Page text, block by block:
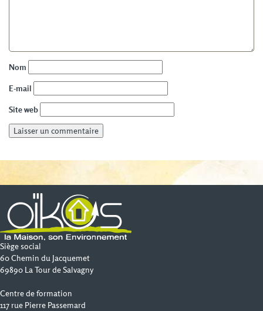
Nom
E-mail
Site web
Siège social
60 Chemin du Jacquemet
69890 La Tour de Salvagny
Centre de formation
117 rue Pierre Passemard